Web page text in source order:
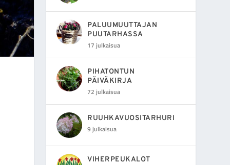
PALUUMUUTTAJAN
PUUTARHASSA
17 julkaisua
PIHATONTUN
PÄIVÄKIRJA
72 julkaisua
RUUHKAVUOSITARHURI
9 julkaisua
VIHERPEUKALOT